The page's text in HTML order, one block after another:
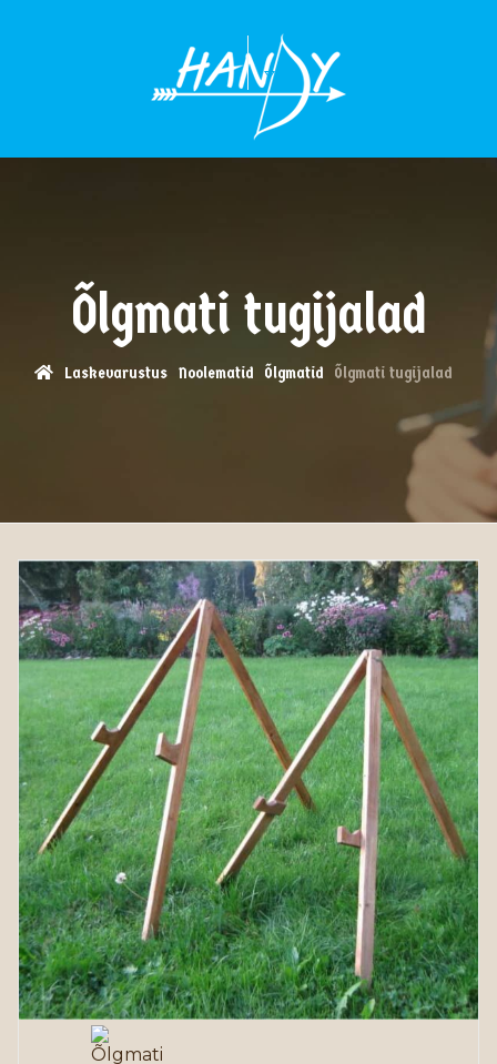
Õlgmati tugijalad
Laskevarustus Noolematid Õlgmatid Õlgmati tugijalad